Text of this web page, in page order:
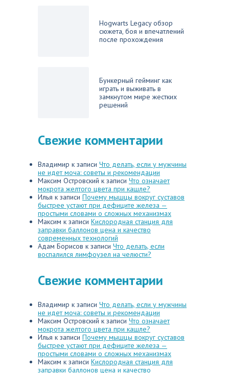
Hogwarts Legacy обзор
сюжета, боя и впечатлений
после прохождения
Бункерный гейминг как
играть и выживать в
замкнутом мире жестких
решений
Свежие комментарии
Владимир к записи Что делать, если у мужчины
не идет моча: советы и рекомендации
Максим Островский к записи Что означает
мокрота желтого цвета при кашле?
Илья к записи Почему мышцы вокруг суставов
быстрее устают при дефиците железа —
простыми словами о сложных механизмах
Максим к записи Кислородная станция для
заправки баллонов цена и качество
современных технологий
Адам Борисов к записи Что делать, если
воспалился лимфоузел на челюсти?
Свежие комментарии
Владимир к записи Что делать, если у мужчины
не идет моча: советы и рекомендации
Максим Островский к записи Что означает
мокрота желтого цвета при кашле?
Илья к записи Почему мышцы вокруг суставов
быстрее устают при дефиците железа —
простыми словами о сложных механизмах
Максим к записи Кислородная станция для
заправки баллонов цена и качество